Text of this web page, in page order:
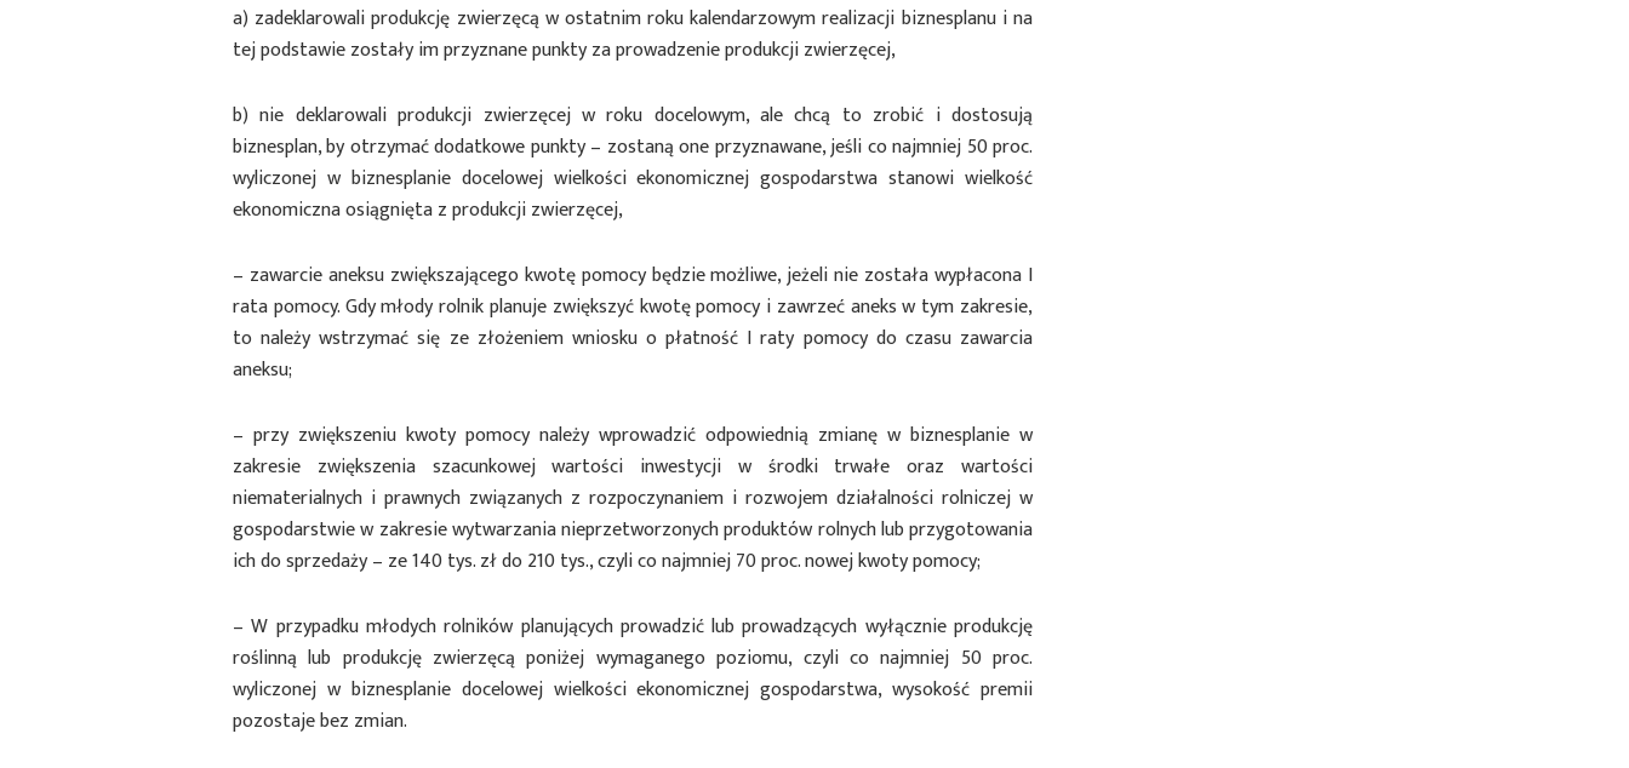
a) zadeklarowali produkcję zwierzęcą w ostatnim roku kalendarzowym realizacji biznesplanu i na
tej podstawie zostały im przyznane punkty za prowadzenie produkcji zwierzęcej,
b) nie deklarowali produkcji zwierzęcej w roku docelowym, ale chcą to zrobić i dostosują
biznesplan, by otrzymać dodatkowe punkty – zostaną one przyznawane, jeśli co najmniej 50 proc.
wyliczonej w biznesplanie docelowej wielkości ekonomicznej gospodarstwa stanowi wielkość
ekonomiczna osiągnięta z produkcji zwierzęcej,
– zawarcie aneksu zwiększającego kwotę pomocy będzie możliwe, jeżeli nie została wypłacona I
rata pomocy. Gdy młody rolnik planuje zwiększyć kwotę pomocy i zawrzeć aneks w tym zakresie,
to należy wstrzymać się ze złożeniem wniosku o płatność I raty pomocy do czasu zawarcia
aneksu;
– przy zwiększeniu kwoty pomocy należy wprowadzić odpowiednią zmianę w biznesplanie w
zakresie zwiększenia szacunkowej wartości inwestycji w środki trwałe oraz wartości
niematerialnych i prawnych związanych z rozpoczynaniem i rozwojem działalności rolniczej w
gospodarstwie w zakresie wytwarzania nieprzetworzonych produktów rolnych lub przygotowania
ich do sprzedaży – ze 140 tys. zł do 210 tys., czyli co najmniej 70 proc. nowej kwoty pomocy;
– W przypadku młodych rolników planujących prowadzić lub prowadzących wyłącznie produkcję
roślinną lub produkcję zwierzęcą poniżej wymaganego poziomu, czyli co najmniej 50 proc.
wyliczonej w biznesplanie docelowej wielkości ekonomicznej gospodarstwa, wysokość premii
pozostaje bez zmian.